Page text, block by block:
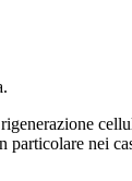
particolare nei